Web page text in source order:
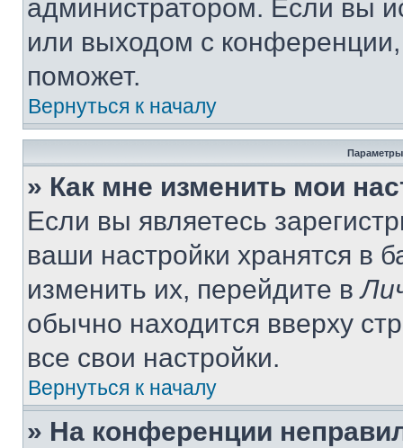
администратором. Если вы
или выходом с
поможет.
Вернуться к началу
Параметры
» Как мне изменить мои
Если вы являетесь
ваши настройки хранятся в
изменить их, перейдите в
обычно находится вверху
все свои настройки.
Вернуться к началу
» На конференции